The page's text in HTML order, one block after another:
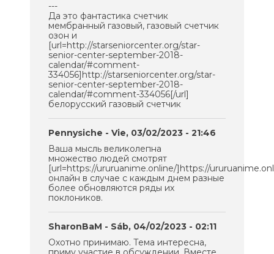
---
Да это фантастика счетчик
мембранный газовый, газовый счетчик
озон и
[url=http://starseniorcenter.org/star-
senior-center-september-2018-
calendar/#comment-
334056]http://starseniorcenter.org/star-
senior-center-september-2018-
calendar/#comment-334056[/url]
белорусский газовый счетчик
Pennysiche - Vie, 03/02/2023 - 21:46
Ваша мысль великолепна
множество людей смотрят
[url=https://ururuanime.online/]https://
онлайн в случае с каждым днем разные
более обновляются ряды их
поклоников.
SharonBaM - Sáb, 04/02/2023 - 02:11
Охотно принимаю. Тема интересна,